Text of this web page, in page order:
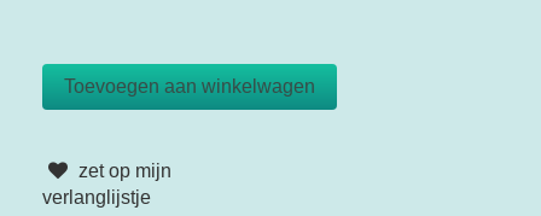
zet op mijn
verlanglijstje